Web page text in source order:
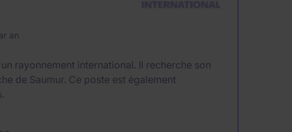
an
rayonnement international. Il recherche son
de Saumur. Ce poste est également